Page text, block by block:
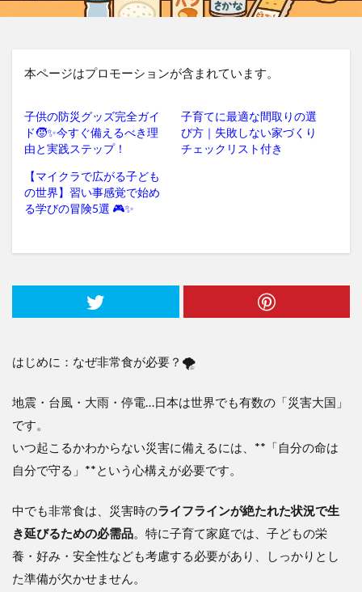
本ページはプロモーションが含まれています。
子供の防災グッズ完全ガイ
ド🧒✨今すぐ備えるべき理
由と実践ステップ！
子育てに最適な間取りの選
び方｜失敗しない家づくり
チェックリスト付き
【マイクラで広がる子ども
の世界】習い事感覚で始め
る学びの冒険5選 🎮✨
はじめに：なぜ非常食が必要？🌪️
地震・台風・大雨・停電…日本は世界でも有数の「災害大国」
です。
いつ起こるかわからない災害に備えるには、**「自分の命は
自分で守る」**という心構えが必要です。
中でも非常食は、災害時のライフラインが絶たれた状況で生
き延びるための必需品。特に子育て家庭では、子どもの栄
養・好み・安全性なども考慮する必要があり、しっかりとし
た準備が欠かせません。